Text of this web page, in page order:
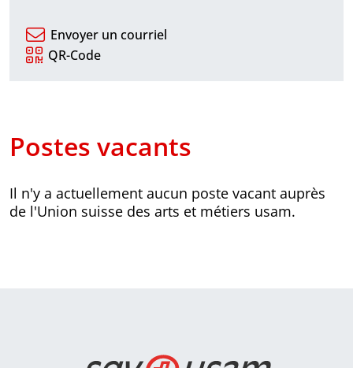
Envoyer un courriel
QR-Code
Postes vacants
Il n'y a actuellement aucun poste vacant auprès
de l'Union suisse des arts et métiers usam.